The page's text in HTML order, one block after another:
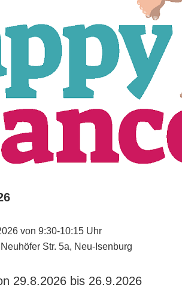
von 9:30-10:15 Uhr
Str. 5a, Neu-Isenburg
29.8.2026 bis 26.9.2026